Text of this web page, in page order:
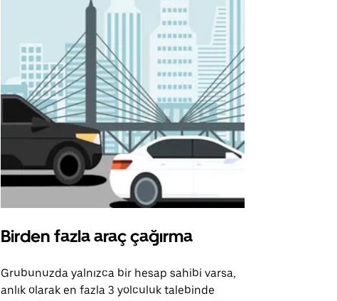
Birden fazla araç çağırma
Grubunuzda yalnızca bir hesap sahibi varsa,
anlık olarak en fazla 3 yolculuk talebinde